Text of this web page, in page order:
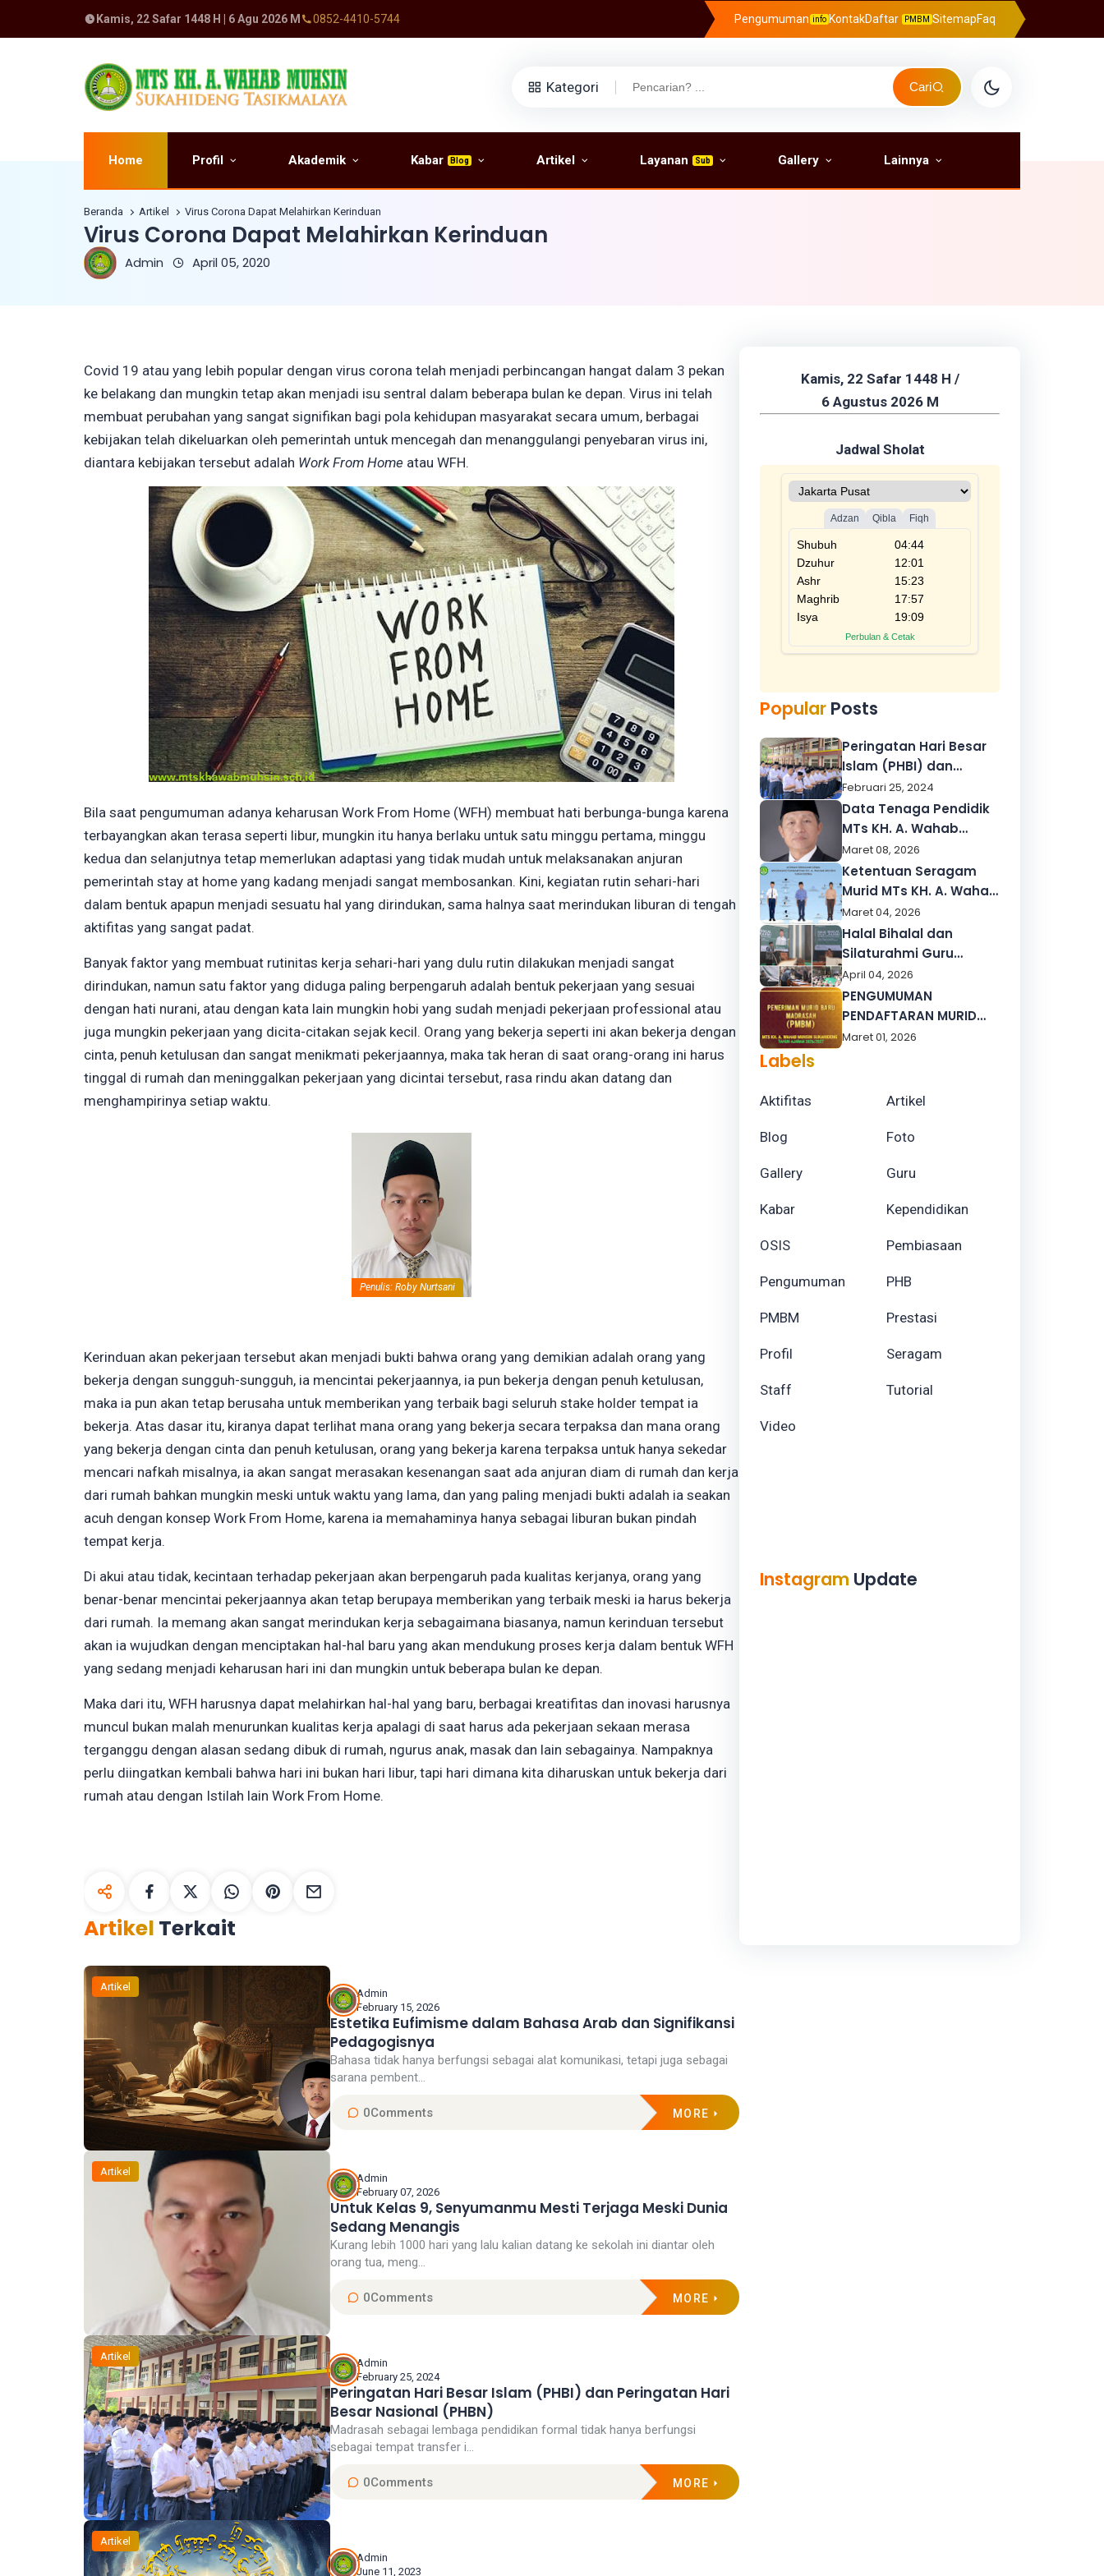
Kamis, 22 Safar 1448 H | 6 Agu 2026 M 0852-4410-5744 Pengumuman info KontakDaftar PMBM SitemapFaq
Kategori Cari
Home Profil Akademik Kabar Blog Artikel Layanan Sub Gallery Lainnya
Beranda Artikel Virus Corona Dapat Melahirkan Kerinduan
Virus Corona Dapat Melahirkan Kerinduan
Admin April 05, 2020
Covid 19 atau yang lebih popular dengan virus corona telah menjadi perbincangan hangat dalam 3 pekan
ke belakang dan mungkin tetap akan menjadi isu sentral dalam beberapa bulan ke depan. Virus ini telah
membuat perubahan yang sangat signifikan bagi pola kehidupan masyarakat secara umum, berbagai
kebijakan telah dikeluarkan oleh pemerintah untuk mencegah dan menanggulangi penyebaran virus ini,
diantara kebijakan tersebut adalah Work From Home atau WFH.
Bila saat pengumuman adanya keharusan Work From Home (WFH) membuat hati berbunga-bunga karena
terbayangkan akan terasa seperti libur, mungkin itu hanya berlaku untuk satu minggu pertama, minggu
kedua dan selanjutnya tetap memerlukan adaptasi yang tidak mudah untuk melaksanakan anjuran
pemerintah stay at home yang kadang menjadi sangat membosankan. Kini, kegiatan rutin sehari-hari
dalam bentuk apapun menjadi sesuatu hal yang dirindukan, sama halnya saat merindukan liburan di tengah
aktifitas yang sangat padat.
Banyak faktor yang membuat rutinitas kerja sehari-hari yang dulu rutin dilakukan menjadi sangat
dirindukan, namun satu faktor yang diduga paling berpengaruh adalah bentuk pekerjaan yang sesuai
dengan hati nurani, atau dengan kata lain mungkin hobi yang sudah menjadi pekerjaan professional atau
juga mungkin pekerjaan yang dicita-citakan sejak kecil. Orang yang bekerja seperti ini akan bekerja dengan
cinta, penuh ketulusan dan sangat menikmati pekerjaannya, maka tak heran di saat orang-orang ini harus
tinggal di rumah dan meninggalkan pekerjaan yang dicintai tersebut, rasa rindu akan datang dan
menghampirinya setiap waktu.
Penulis: Roby Nurtsani
Kerinduan akan pekerjaan tersebut akan menjadi bukti bahwa orang yang demikian adalah orang yang
bekerja dengan sungguh-sungguh, ia mencintai pekerjaannya, ia pun bekerja dengan penuh ketulusan,
maka ia pun akan tetap berusaha untuk memberikan yang terbaik bagi seluruh stake holder tempat ia
bekerja. Atas dasar itu, kiranya dapat terlihat mana orang yang bekerja secara terpaksa dan mana orang
yang bekerja dengan cinta dan penuh ketulusan, orang yang bekerja karena terpaksa untuk hanya sekedar
mencari nafkah misalnya, ia akan sangat merasakan kesenangan saat ada anjuran diam di rumah dan kerja
dari rumah bahkan mungkin meski untuk waktu yang lama, dan yang paling menjadi bukti adalah ia seakan
acuh dengan konsep Work From Home, karena ia memahaminya hanya sebagai liburan bukan pindah
tempat kerja.
Di akui atau tidak, kecintaan terhadap pekerjaan akan berpengaruh pada kualitas kerjanya, orang yang
benar-benar mencintai pekerjaannya akan tetap berupaya memberikan yang terbaik meski ia harus bekerja
dari rumah. Ia memang akan sangat merindukan kerja sebagaimana biasanya, namun kerinduan tersebut
akan ia wujudkan dengan menciptakan hal-hal baru yang akan mendukung proses kerja dalam bentuk WFH
yang sedang menjadi keharusan hari ini dan mungkin untuk beberapa bulan ke depan.
Maka dari itu, WFH harusnya dapat melahirkan hal-hal yang baru, berbagai kreatifitas dan inovasi harusnya
muncul bukan malah menurunkan kualitas kerja apalagi di saat harus ada pekerjaan sekaan merasa
terganggu dengan alasan sedang dibuk di rumah, ngurus anak, masak dan lain sebagainya. Nampaknya
perlu diingatkan kembali bahwa hari ini bukan hari libur, tapi hari dimana kita diharuskan untuk bekerja dari
rumah atau dengan Istilah lain Work From Home.
Artikel Terkait
Artikel
Admin
February 15, 2026
Estetika Eufimisme dalam Bahasa Arab dan Signifikansi
Pedagogisnya
Bahasa tidak hanya berfungsi sebagai alat komunikasi, tetapi juga sebagai
sarana pembent...
0Comments MORE
Artikel
Admin
February 07, 2026
Untuk Kelas 9, Senyumanmu Mesti Terjaga Meski Dunia
Sedang Menangis
Kurang lebih 1000 hari yang lalu kalian datang ke sekolah ini diantar oleh
orang tua, meng...
0Comments MORE
Artikel
Admin
February 25, 2024
Peringatan Hari Besar Islam (PHBI) dan Peringatan Hari
Besar Nasional (PHBN)
Madrasah sebagai lembaga pendidikan formal tidak hanya berfungsi
sebagai tempat transfer i...
0Comments MORE
Artikel
Admin
June 11, 2023
Kamis, 22 Safar 1448 H /
6 Agustus 2026 M
Jadwal Sholat
Popular Posts
Peringatan Hari Besar
Islam (PHBI) dan
Peringatan Hari Besar
Nasional (PHBN)
Februari 25, 2024
Data Tenaga Pendidik
MTs KH. A. Wahab
Muhsin Sukahideng
2026
Maret 08, 2026
Ketentuan Seragam
Murid MTs KH. A. Wahab
Muhsin Sukahideng
Maret 04, 2026
Halal Bihalal dan
Silaturahmi Guru
Yayasan KH. Zainal
Muhsin dan Yayasan
KHZ Musthafa
Berlangsung Khidmat
April 04, 2026
PENGUMUMAN
PENDAFTARAN MURID
BARU TAHUN PELAJARAN
Maret 01, 2026
Labels
Aktifitas Artikel
Blog Foto
Gallery Guru
Kabar Kependidikan
OSIS Pembiasaan
Pengumuman PHB
PMBM Prestasi
Profil Seragam
Staff Tutorial
Video
Instagram Update